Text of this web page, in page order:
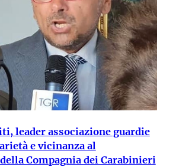
leader associazione guardie
e vicinanza al
Compagnia dei Carabinieri